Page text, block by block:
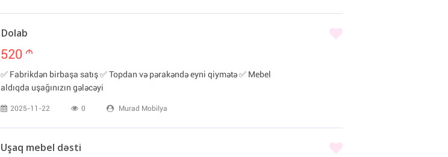
Dolab
520 m
✅ Fabrikdən birbaşa satış ✅ Topdan və pərakəndə eyni qiymətə ✅ Mebel
aldıqda uşağınızın gələcəyi
2025-11-22 0 Murad Mobilya
Uşaq mebel dəsti